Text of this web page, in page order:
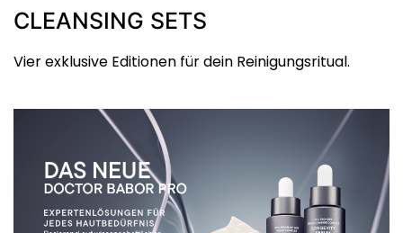
CLEANSING SETS
Vier exklusive Editionen für dein Reinigungsritual.